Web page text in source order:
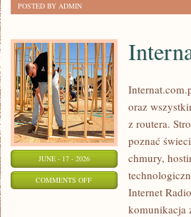
POSTED BY ADMIN
JUNE - 17 - 2026
COMMENTS OFFON
INTERNATY
oraz
z routera.
poznać
chmury,
Internet
komunikacja